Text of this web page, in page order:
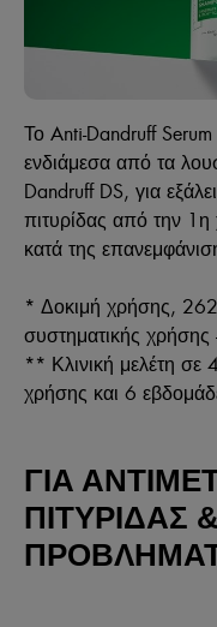
Το Anti-Dandruff
ενδιάμεσα από τα
Dandruff DS, για
πιτυρίδας από την
κατά της
* Δοκιμή χρήσης,
συστηματικής χρήσης
** Κλινική μελέτη
χρήσης και 6
ΓΙΑ
ΠΙΤΥΡΙΔΑΣ